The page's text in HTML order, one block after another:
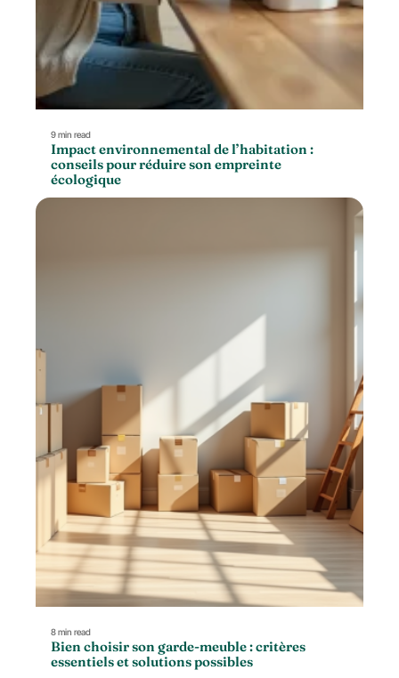
9 min read
Impact environnemental de l’habitation :
conseils pour réduire son empreinte
écologique
8 min read
Bien choisir son garde-meuble : critères
essentiels et solutions possibles